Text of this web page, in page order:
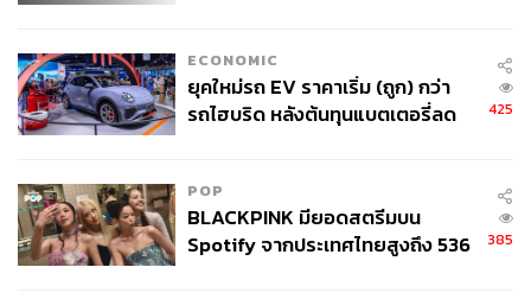
มะตะบะของที่นี่เป็นจุดเริ่มต้นที่ทำให้หลายคนรู้จักเมนูนี้
ECONOMIC
ยุคใหม่รถ EV ราคาเริ่ม (ถูก) กว่า
รถไฮบริด หลังต้นทุนแบตเตอรี่ลด
425
POP
BLACKPINK มียอดสตรีมบน
Spotify จากประเทศไทยสูงถึง 536
385